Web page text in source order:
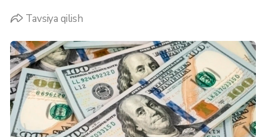
Tavsiya qilish